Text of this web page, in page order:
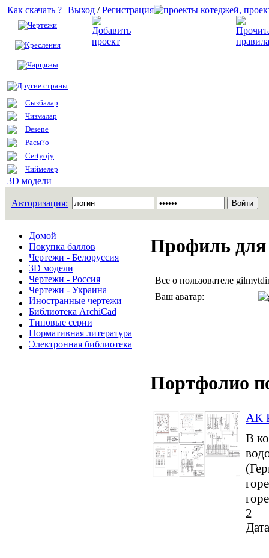
Как скачать ?
Чертежи
Креслення
Чарцяжы
Другие страны
Сызбалар
Чизмалар
Desene
Расм?о
Certyojy
Чиймелер
3D модели
Выход /Регистрация
Авторизация:
Домой
Покупка баллов
Чертежи - Белоруссия
3D модели
Чертежи - Россия
Чертежи - Украина
Иностранные чертежи
Библиотека ArchiCad
Типовые серии
Нормативная литература
Электронная библиотека
Профиль
Все о пользователе
Ваш аватар:
Портфолио
АК
В
2